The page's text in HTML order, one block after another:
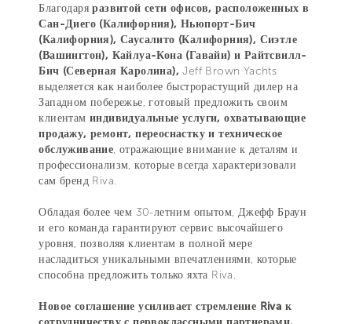
Благодаряразвитой сети офисов, расположенных в
Сан-Диего (Калифорния), Ньюпорт-Бич
(Калифорния), Саусалито (Калифорния), Сиэтле
(Вашингтон), Кайлуа-Кона (Гавайи) и Райтсвилл-
Бич (Северная Каролина), Jeff Brown Yachts
выделяется как наиболее быстрорастущий дилер на
Западном побережье, готовый предложить своим
клиентам индивидуальные услуги, охватывающие
продажу, ремонт, переоснастку и техническое
обслуживание, отражающие внимание к деталям и
профессионализм, которые всегда характеризовали
сам бренд Riva.
Обладая более чем 30-летним опытом, Джефф Браун
и его команда гарантируют сервис высочайшего
уровня, позволяя клиентам в полной мере
насладиться уникальными впечатлениями, которые
способна предложить только яхта Riva.
Новое соглашение усиливает стремление Riva к